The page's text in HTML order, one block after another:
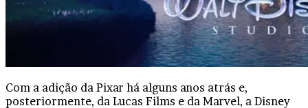
Com a adição da Pixar há alguns anos atrás e,
posteriormente, da Lucas Films e da Marvel, a Disney